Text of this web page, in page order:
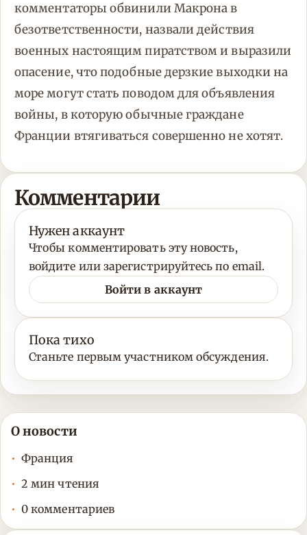
комментаторы обвинили Макрона в
безответственности, назвали действия
военных настоящим пиратством и выразили
опасение, что подобные дерзкие выходки на
море могут стать поводом для объявления
войны, в которую обычные граждане
Франции втягиваться совершенно не хотят.
Комментарии
Нужен аккаунт
Чтобы комментировать эту новость,
войдите или зарегистрируйтесь по email.
Войти в аккаунт
Пока тихо
Станьте первым участником обсуждения.
О новости
Франция
2 мин чтения
0 комментариев